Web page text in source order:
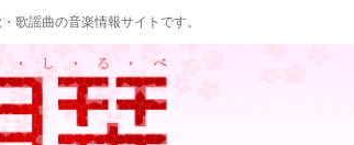
・歌謡曲の音楽情報サイトです。